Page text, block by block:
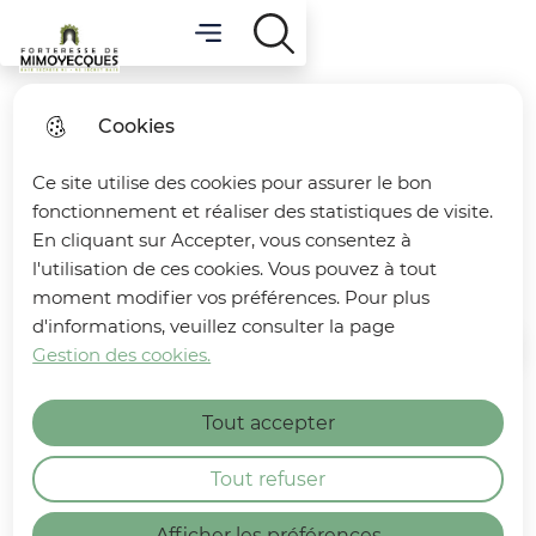
Cookies
Ce site utilise des cookies pour assurer le bon
fonctionnement et réaliser des statistiques de visite.
En cliquant sur Accepter, vous consentez à
l'utilisation de ces cookies. Vous pouvez à tout
moment modifier vos préférences. Pour plus
d'informations, veuillez consulter la page
Gestion des cookies.
Tout accepter
Tout refuser
Forteresse de Mimoyecques
Hauptmenü
Menü
découverte de la
Forteresse” 13 juin
Startseite